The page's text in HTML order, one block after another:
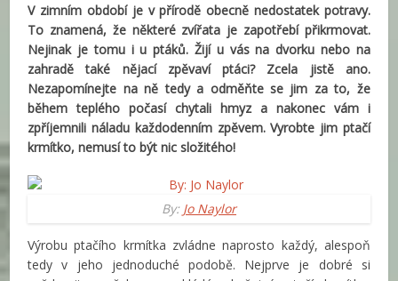
V zimním období je v přírodě obecně nedostatek potravy.
To znamená, že některé zvířata je zapotřebí přikrmovat.
Nejinak je tomu i u ptáků. Žijí u vás na dvorku nebo na
zahradě také nějací zpěvaví ptáci? Zcela jistě ano.
Nezapomínejte na ně tedy a odměňte se jim za to, že
během teplého počasí chytali hmyz a nakonec vám i
zpříjemnili náladu každodenním zpěvem. Vyrobte jim ptačí
krmítko, nemusí to být nic složitého!
By: Jo Naylor
Výrobu ptačího krmítka zvládne naprosto každý, alespoň
tedy v jeho jednoduché podobě. Nejprve je dobré si